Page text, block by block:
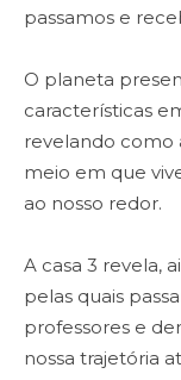
passamos e
O planeta
características
revelando como
meio em que
ao nosso redor.
A casa 3 revela,
pelas quais
professores e
nossa trajetória